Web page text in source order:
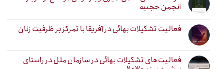
انجمن حجتیه
فعالیت تشکیلات بهائی در آفریقا با تمرکز بر ظرفیت زنان
فعالیت‌های تشکیلات بهائی در سازمان ملل در راستای